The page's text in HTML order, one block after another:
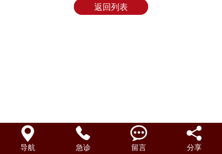
返回列表

导航

急诊

留言

分享